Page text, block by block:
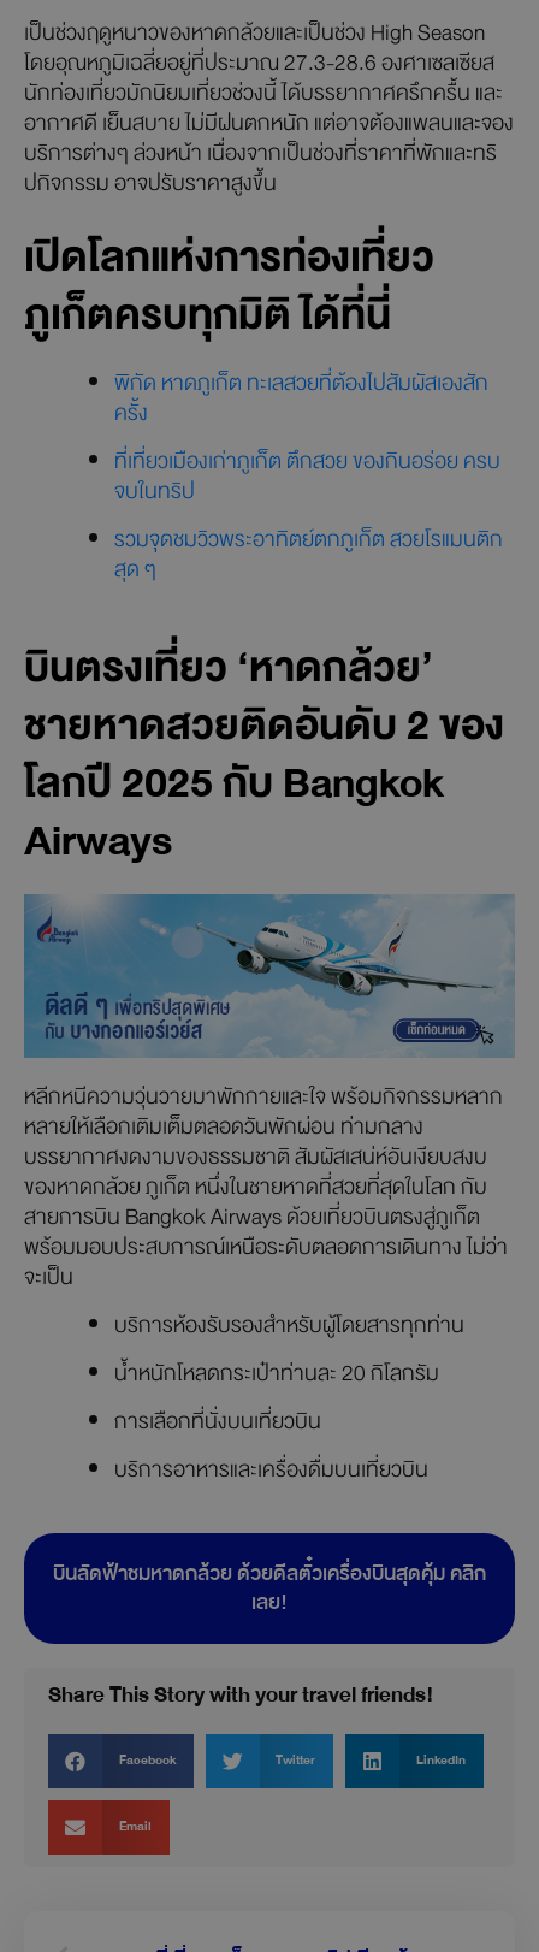
เป็นช่วงที่มีมรสุมและร่องความกดอากาศต่ำ โดยมีอุณหภูมิ
เฉลี่ยประมาณ 27.3-28.5 องศาเซลเซียส ถือเป็นช่วงเวลาที่
ไม่เหมาะกับการทำกิจกรรมกลางแจ้งบนหาดกล้วย เนื่องจาก
อาจเจอพายุหรือฝนตกชุกอย่างต่อเนื่อง
3. กลางเดือนตุลาคม-กลางเดือน
กุมภาพันธ์: ช่วงฤดูหนาว
เป็นช่วงฤดูหนาวของหาดกล้วยและเป็นช่วง High Season
โดยอุณหภูมิเฉลี่ยอยู่ที่ประมาณ 27.3-28.6 องศาเซลเซียส
นักท่องเที่ยวมักนิยมเที่ยวช่วงนี้ ได้บรรยากาศครึกครื้น และ
อากาศดี เย็นสบาย ไม่มีฝนตกหนัก แต่อาจต้องแพลนและจอง
บริการต่างๆ ล่วงหน้า เนื่องจากเป็นช่วงที่ราคาที่พักและทริ
ปกิจกรรม อาจปรับราคาสูงขึ้น
เปิดโลกแห่งการท่องเที่ยว
ภูเก็ตครบทุกมิติ ได้ที่นี่
ครั้ง
ที่เที่ยวเมืองเก่าภูเก็ต ตึกสวย ของกินอร่อย ครบ
จบในทริป
รวมจุดชมวิวพระอาทิตย์ตกภูเก็ต สวยโรแมนติก
สุด ๆ
บินตรงเที่ยว ‘หาดกล้วย’
ชายหาดสวยติดอันดับ 2 ของ
โลกปี 2025 กับ Bangkok
Airways
หลีกหนีความวุ่นวายมาพักกายและใจ พร้อมกิจกรรมหลาก
หลายให้เลือกเติมเต็มตลอดวันพักผ่อน ท่ามกลาง
บรรยากาศงดงามของธรรมชาติ สัมผัสเสน่ห์อันเงียบสงบ
ของหาดกล้วย ภูเก็ตหนึ่งในชายหาดที่สวยที่สุดในโลก กับ
สายการบิน Bangkok Airways ด้วยเที่ยวบินตรงสู่ภูเก็ต
พร้อมมอบประสบการณ์เหนือระดับตลอดการเดินทาง ไม่ว่า
บริการห้องรับรองสำหรับผู้โดยสารทุกท่าน
น้ำหนักโหลดกระเป๋าท่านละ 20 กิโลกรัม
การเลือกที่นั่งบนเที่ยวบิน
บริการอาหารและเครื่องดื่มบนเที่ยวบิน
บินลัดฟ้าชมหาดกล้วย ด้วยดีลตั๋วเครื่องบินสุดคุ้ม คลิก